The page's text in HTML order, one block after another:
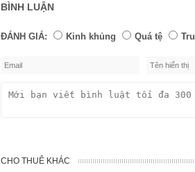
BÌNH LUẬN
ĐÁNH GIÁ: Kinh khủng Quá tệ
CHO THUÊ KHÁC